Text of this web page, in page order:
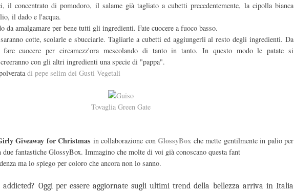
concentrato di pomodoro, il salame già tagliato a cubetti precedentemente, la cipolla bianca
il dado e l'acqua.
da amalgamare per bene tutti gli ingredienti. Fate cuocere a fuoco basso.
cotte, scolarle e sbucciarle. Tagliarle a cubetti ed aggiungerli al resto degli ingredienti. Da
fare cuocere per circamezz'ora mescolando di tanto in tanto. In questo modo le patate si
con gli altri ingredienti una specie di "pappa".
di pepe selim dei Gusti Vegetali
Tovaglia Green Gate
Giveaway for Christmas in collaborazione con GlossyBox che mette gentilmente in palio per
due fantastiche GlossyBox. Immagino che molte di voi già conoscano questa fant
ma lo spiego per coloro che ancora non lo sanno.
addicted? Oggi per essere aggiornate sugli ultimi trend della bellezza arriva in Italia